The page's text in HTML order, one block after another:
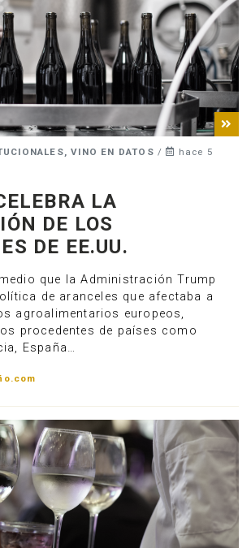
VINO EN DATOS /
hace 5
LA
DE LOS
DE EE.UU.
que la Administración Trump
de aranceles que afectaba a
agroalimentarios europeos,
procedentes de países como
España…